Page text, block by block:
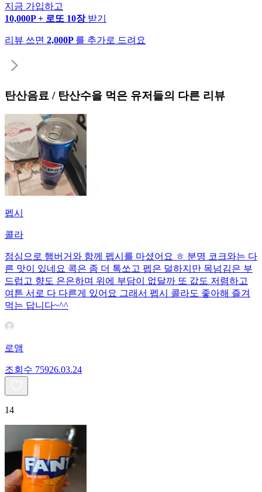
지금 가입하고
10,000P + 로또 10장 받기
리뷰 쓰면 2,000P 를 추가로 드려요
탄산음료 / 탄산수을 먹은 유저들의 다른 리뷰
펩시
콜라
점심으로 햄버거와 함께 펩시를 마셨어요 ㅎ 분명 코크와는 다
른 맛이 있네요 콕은 좀 더 톡쏘고 펩은 덜하지만 목넘김은 부
드럽고 향도 은은하며 위에 부담이 없달까 또 값도 저렴하고
여튼 서로 다 다른게 있어요 그래서 펩시 콜라도 좋아해 즐겨
먹는 답니다~^^
로앰
조회수 75926.03.24
14